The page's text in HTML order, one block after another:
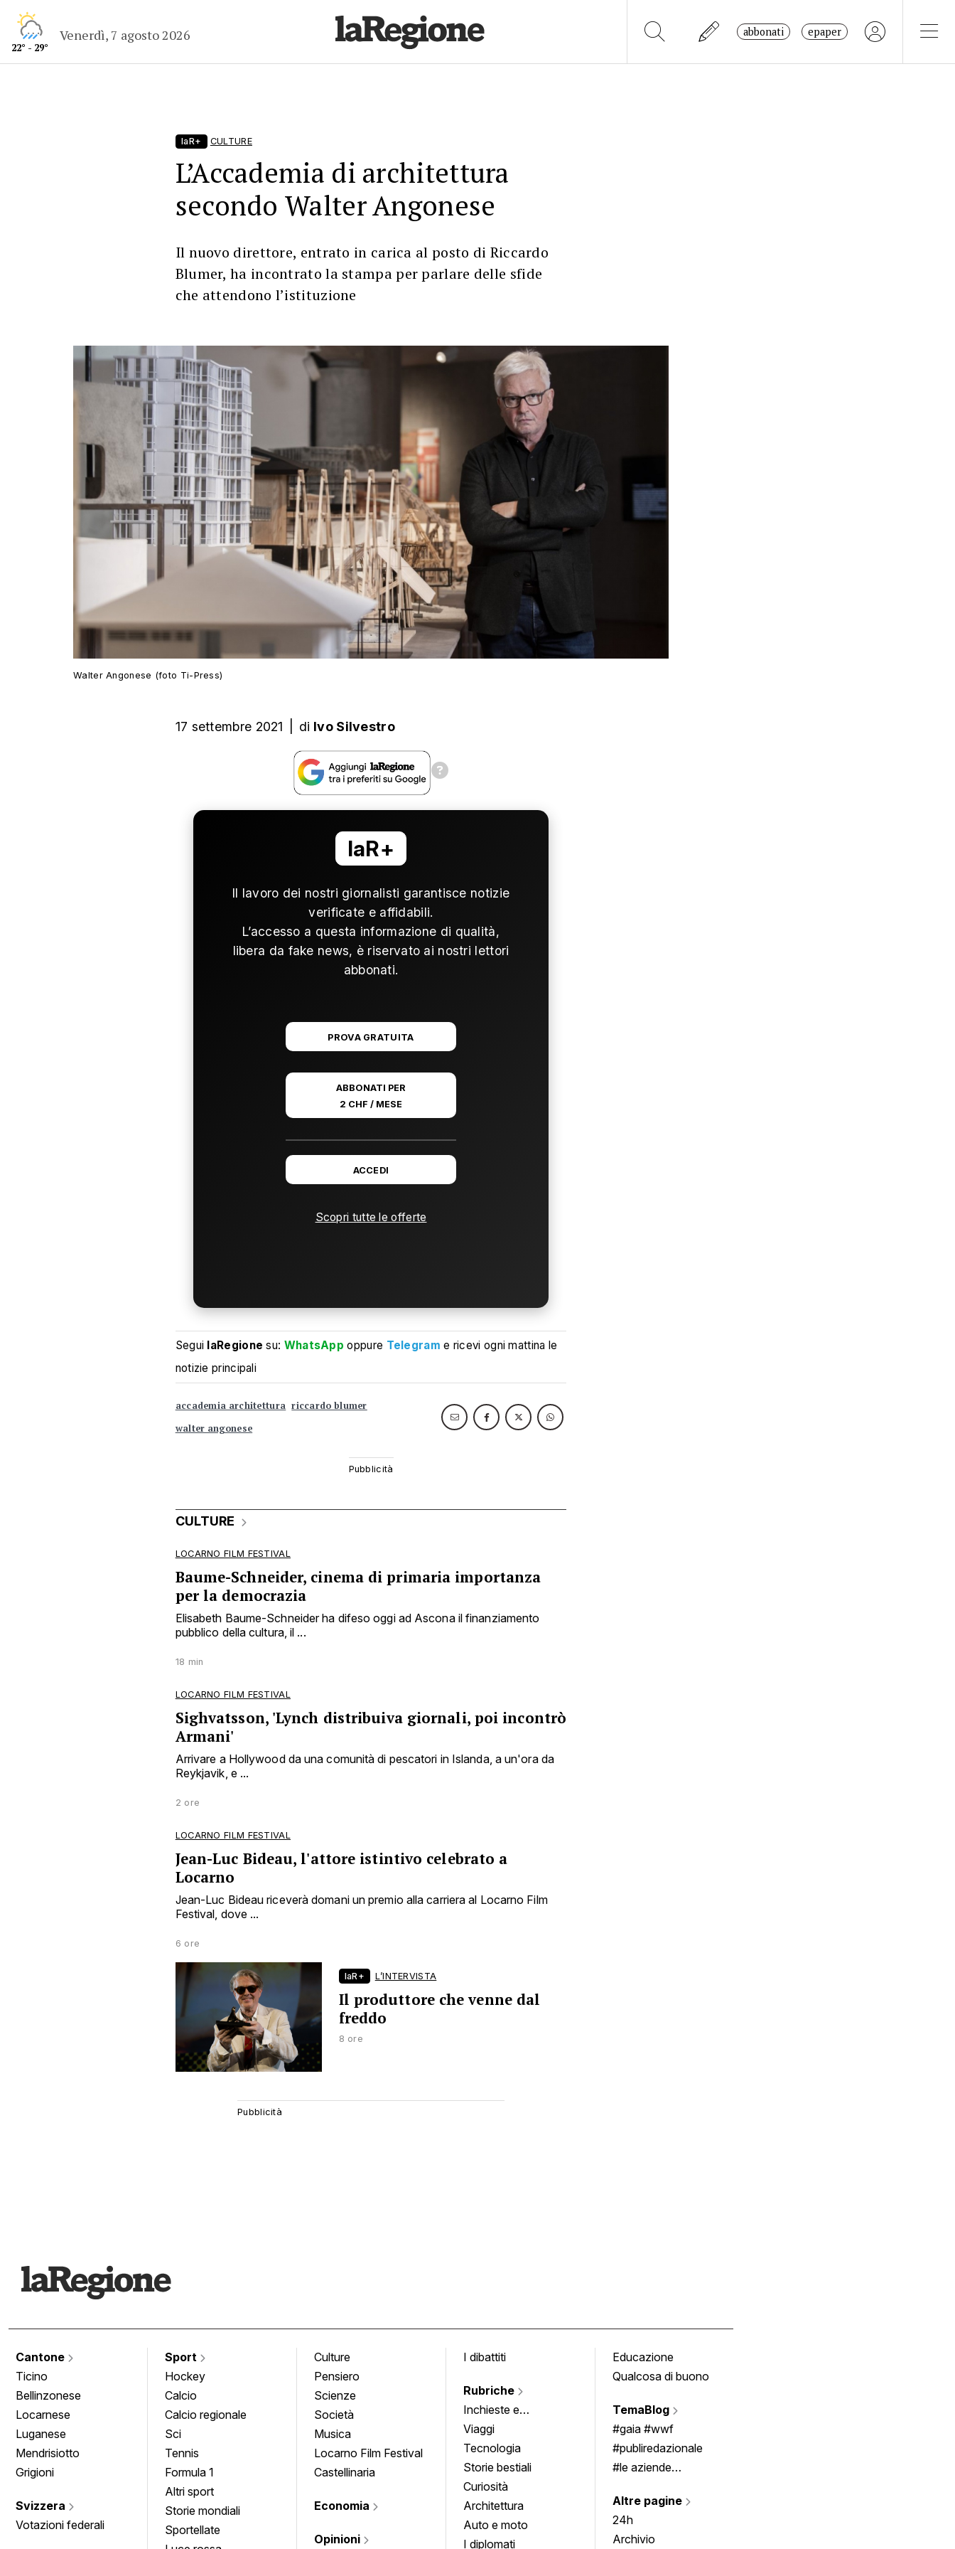
22° - 29°
Venerdì, 7 agosto 2026 abbonati epaper
laR+ CULTURE
L’Accademia di architettura
secondo Walter Angonese
Il nuovo direttore, entrato in carica al posto di Riccardo
Blumer, ha incontrato la stampa per parlare delle sfide
che attendono l’istituzione
Walter Angonese (foto Ti-Press)
17 settembre 2021 di Ivo Silvestro
laR+
Il lavoro dei nostri giornalisti garantisce notizie
verificate e affidabili.
L’accesso a questa informazione di qualità,
libera da fake news, è riservato ai nostri lettori
abbonati.
PROVA GRATUITA
ABBONATI PER
2 CHF / MESE
ACCEDI
Scopri tutte le offerte
Segui laRegione su: WhatsApp oppure Telegram e ricevi ogni mattina le
notizie principali
accademia architettura riccardo blumer
walter angonese
CULTURE
LOCARNO FILM FESTIVAL
Baume-Schneider, cinema di primaria importanza
per la democrazia
Elisabeth Baume-Schneider ha difeso oggi ad Ascona il finanziamento
pubblico della cultura, il ...
18 min
LOCARNO FILM FESTIVAL
Sighvatsson, 'Lynch distribuiva giornali, poi incontrò
Armani'
Arrivare a Hollywood da una comunità di pescatori in Islanda, a un'ora da
Reykjavik, e ...
2 ore
LOCARNO FILM FESTIVAL
Jean-Luc Bideau, l'attore istintivo celebrato a
Locarno
Jean-Luc Bideau riceverà domani un premio alla carriera al Locarno Film
Festival, dove ...
6 ore
laR+ L’INTERVISTA
Il produttore che venne dal
freddo
8 ore
Cantone
Ticino
Bellinzonese
Locarnese
Luganese
Mendrisiotto
Grigioni
Svizzera
Votazioni federali
Sport
Hockey
Calcio
Calcio regionale
Sci
Tennis
Formula 1
Altri sport
Storie mondiali
Sportellate
Culture
Pensiero
Scienze
Società
Musica
Locarno Film Festival
Castellinaria
Economia
Opinioni
I dibattiti
Rubriche
Inchieste e
approfondimenti
Viaggi
Tecnologia
Storie bestiali
Curiosità
Architettura
Auto e moto
I diplomati
Educazione
Qualcosa di buono
TemaBlog
#gaia #wwf
#publiredazionale
#le aziende
Altre pagine
24h
Archivio